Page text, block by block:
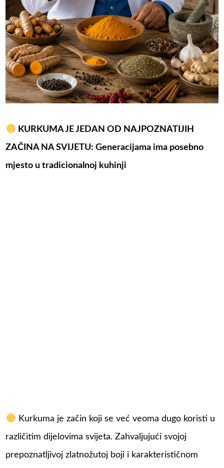
KURKUMA JE JEDAN OD NAJPOZNATIJIH
ZAČINA NA SVIJETU: Generacijama ima posebno
mjesto u tradicionalnoj kuhinji
Kurkuma je začin koji se već veoma dugo koristi u
različitim dijelovima svijeta. Zahvaljujući svojoj
prepoznatljivoj zlatnožutoj boji i karakterističnom